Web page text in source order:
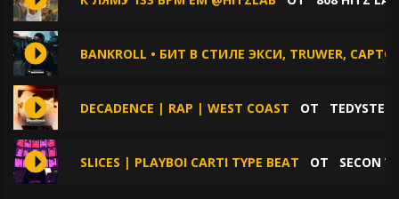
BANKROLL • БИТ В СТИЛЕ ЭКСИ, TRUWER,
DECADENCE | RAP | WEST COAST ОТ TEDYSTER
SLICES | PLAYBOI CARTI TYPE BEAT ОТ SECON